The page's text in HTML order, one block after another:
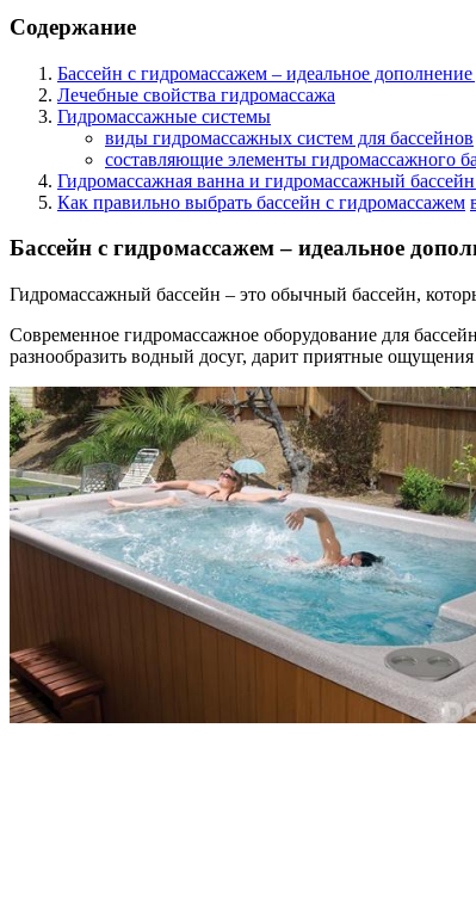
Содержание
Бассейн с гидромассажем – идеальное
Лечебные свойства гидромассажа
Гидромассажные системы
виды гидромассажных систем для бассейнов
составляющие элементы гидромассажного
Гидромассажная ванна и гидромассажный
Как правильно выбрать бассейн с гидромассажем
Бассейн с гидромассажем – идеальное
Гидромассажный бассейн – это обычный бассейн,
Современное гидромассажное оборудование для
разнообразить водный досуг, дарит приятные